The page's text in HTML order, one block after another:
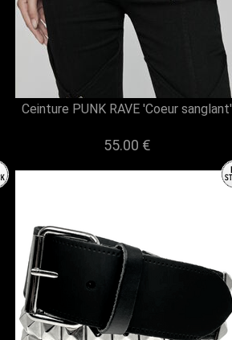
Ceinture PUNK RAVE 'Coeur sanglant'
55.00 €